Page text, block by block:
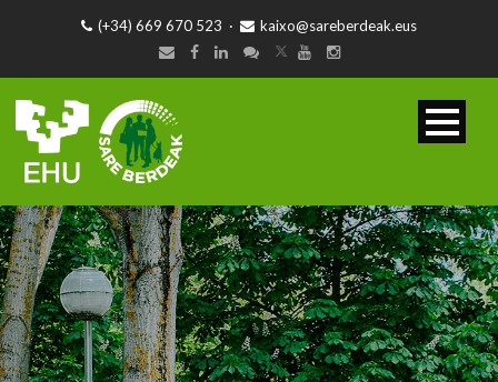
(+34) 669 670 523 · kaixo@sareberdeak.eus